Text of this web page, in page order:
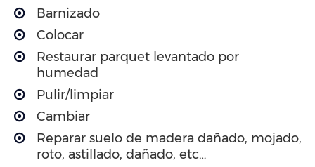
Barnizado
Colocar
Restaurar parquet levantado por
humedad
Pulir/limpiar
Cambiar
Reparar suelo de madera dañado, mojado,
roto, astillado, dañado, etc…